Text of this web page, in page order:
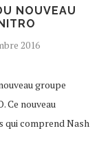
NOUVEAU
2016
groupe
Ce nouveau
qui comprend Nash